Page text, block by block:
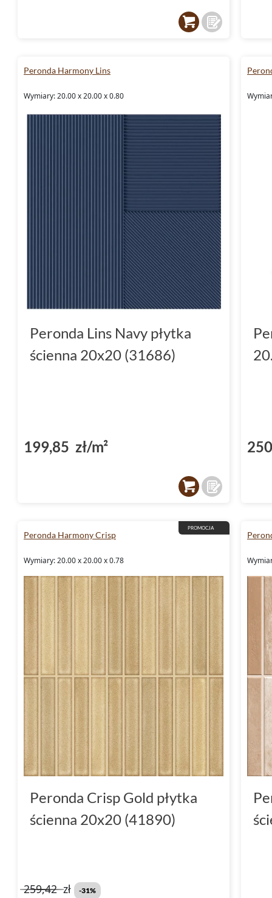
Peronda Harmony Lins
Wymiary: 20.00 x 20.00 x 0.80
Peronda Lins Navy płytka
ścienna 20x20 (31686)
199,85 zł/m²
PROMOCJA
Peronda Harmony Crisp
Wymiary: 20.00 x 20.00 x 0.78
Peronda Crisp Gold płytka
ścienna 20x20 (41890)
259,42zł -31%